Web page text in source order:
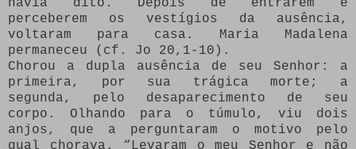
havia dito. Depois de entrarem e
perceberem os vestígios da ausência,
voltaram para casa. Maria Madalena
permaneceu (cf. Jo 20,1-10).
Chorou a dupla ausência de seu Senhor: a
primeira, por sua trágica morte; a
segunda, pelo desaparecimento de seu
corpo. Olhando para o túmulo, viu dois
anjos, que a perguntaram o motivo pelo
qual chorava. “Levaram o meu Senhor e não